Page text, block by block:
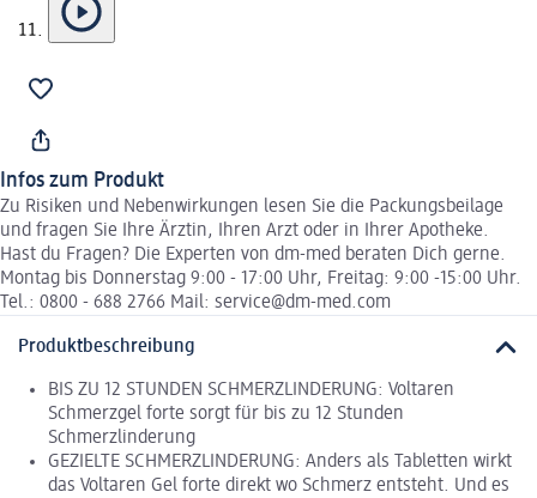
Infos zum Produkt
Zu Risiken und Nebenwirkungen lesen Sie die Packungsbeilage
und fragen Sie Ihre Ärztin, Ihren Arzt oder in Ihrer Apotheke.
Hast du Fragen? Die Experten von dm-med beraten Dich gerne.
Montag bis Donnerstag 9:00 - 17:00 Uhr, Freitag: 9:00 -15:00 Uhr.
Tel.: 0800 - 688 2766 Mail: service@dm-med.com
Produktbeschreibung
BIS ZU 12 STUNDEN SCHMERZLINDERUNG: Voltaren
Schmerzgel forte sorgt für bis zu 12 Stunden
Schmerzlinderung
GEZIELTE SCHMERZLINDERUNG: Anders als Tabletten wirkt
das Voltaren Gel forte direkt wo Schmerz entsteht. Und es